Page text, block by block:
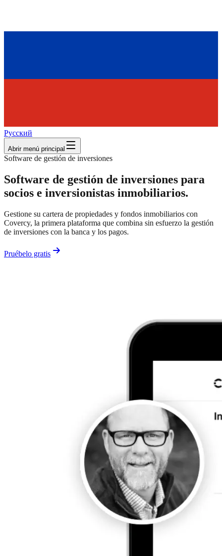
Русский
Abrir menú principal
Software de gestión de inversiones
Software de gestión de inversiones para
socios e inversionistas inmobiliarios.
Gestione su cartera de propiedades y fondos inmobiliarios con
Covercy, la primera plataforma que combina sin esfuerzo la gestión
de inversiones con la banca y los pagos.
Pruébelo gratis